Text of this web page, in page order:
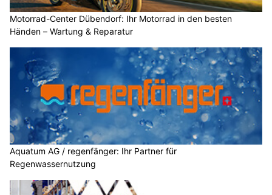
Ein 18-Jähriger und eine 19-Jährige kamen dabei ums Leben.
Zwei weitere Insassen, ein 17-Jähriger und ein 21-Jähriger,
wurden leicht und schwer verletzt. Sie wurden von
Einsatzkräften rückte aus.
Weiterlesen
Künzli Schuhe: Experten für orthopädische Massanfertigung
Bott Schweiz AG: Robuste Werkstatteinrichtungen für produktive Arbeitsplätze